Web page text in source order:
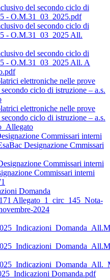
del secondo ciclo di
- O.M.31_03_2025.pdf
del secondo ciclo di
- O.M.31_03_2025 All.
del secondo ciclo di
- O.M.31_03_2025 All. A
elettroniche nelle prove
ciclo di istruzione – a.s.
elettroniche nelle prove
ciclo di istruzione – a.s.
Commissari interni
Designazione Cmmissari
Commissari interni
Commissari interni
Domanda
Allegato_1_circ_145_Nota-
2024
Domanda.pdf